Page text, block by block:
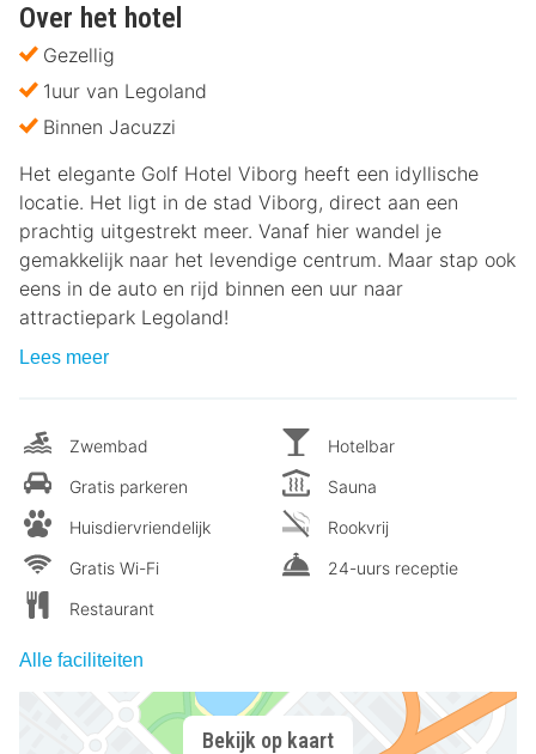
Over het hotel
Gezellig
1uur van Legoland
Binnen Jacuzzi
Het elegante Golf Hotel Viborg heeft een idyllische
locatie. Het ligt in de stad Viborg, direct aan een
prachtig uitgestrekt meer. Vanaf hier wandel je
gemakkelijk naar het levendige centrum. Maar stap ook
eens in de auto en rijd binnen een uur naar
attractiepark Legoland!
Lees meer
Zwembad
Gratis parkeren
Huisdiervriendelijk
Gratis Wi-Fi
Restaurant
Hotelbar
Sauna
Rookvrij
24-uurs receptie
Alle faciliteiten
Bekijk op kaart